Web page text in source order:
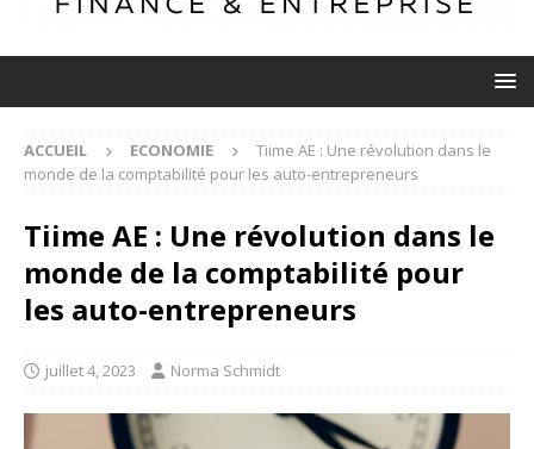
ACCUEIL ECONOMIE
Tiime AE : Une révolution dans le
monde de la comptabilité pour les auto-entrepreneurs
Tiime AE : Une révolution dans le
monde de la comptabilité pour
les auto-entrepreneurs
juillet 4, 2023 Norma Schmidt